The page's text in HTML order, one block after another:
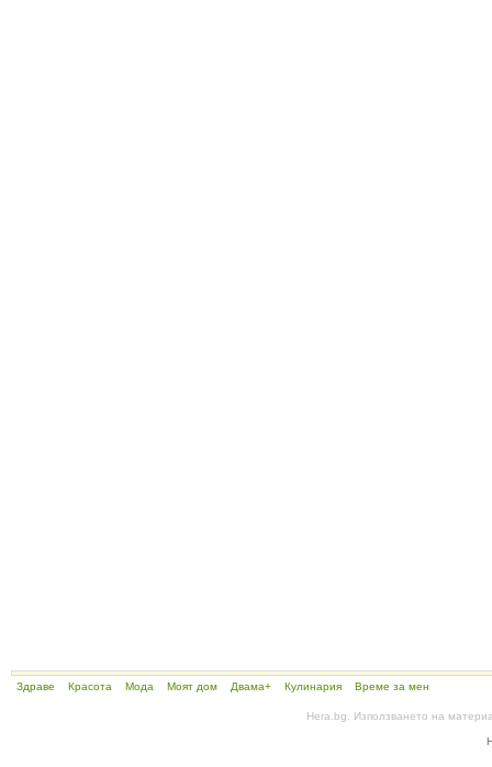
Здраве Красота Мода Моят дом Двама+ Кулинария Време за мен
Hera.bg. Използването на